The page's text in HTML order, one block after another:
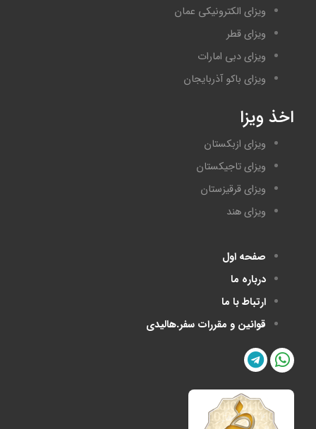
ویزای الکترونیکی عمان
ویزای قطر
ویزای دبی امارات
ویزای باکو آذربایجان
اخذ ویزا
ویزای ازبکستان
ویزای تاجیکستان
ویزای قرقیزستان
ویزای هند
صفحه اول
درباره ما
ارتباط با ما
قوانین و مقررات سفر.هالیدی